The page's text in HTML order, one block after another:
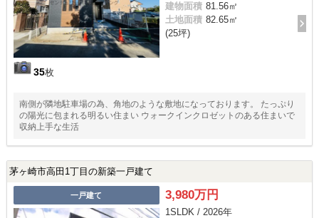
35枚
建物面積 81.56㎡
土地面積 82.65㎡
(25坪)
南側が隣地駐車場の為、角地のような敷地になっております。 たっぷり
の陽光に包まれる明るい住まい ウォークインクロゼットのある住まいで
収納上手な生活
茅ヶ崎市高田1丁目の新築一戸建て
一戸建て 3,980万円
1SLDK / 2026年